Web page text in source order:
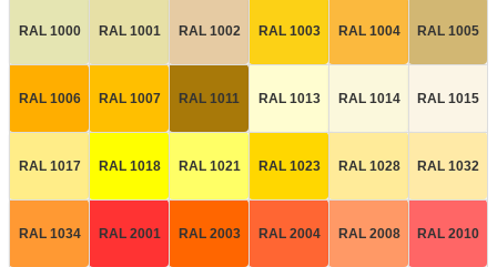
RAL 1000 RAL 1001 RAL 1002 RAL 1003 RAL 1004 RAL 1005
RAL 1006 RAL 1007 RAL 1011 RAL 1013 RAL 1014 RAL 1015
RAL 1017 RAL 1018 RAL 1021 RAL 1023 RAL 1028 RAL 1032
RAL 1034 RAL 2001 RAL 2003 RAL 2004 RAL 2008 RAL 2010